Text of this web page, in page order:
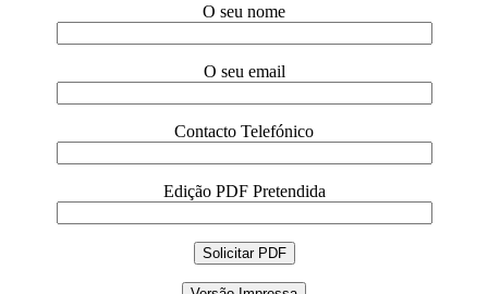
O seu nome
O seu email
Contacto Telefónico
Edição PDF Pretendida